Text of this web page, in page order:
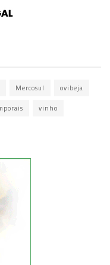
Mercosul ovibeja
vinho